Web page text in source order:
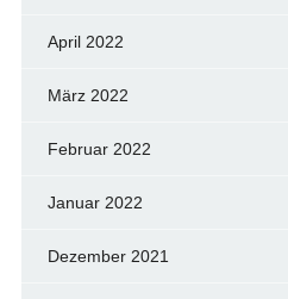
April 2022
März 2022
Februar 2022
Januar 2022
Dezember 2021